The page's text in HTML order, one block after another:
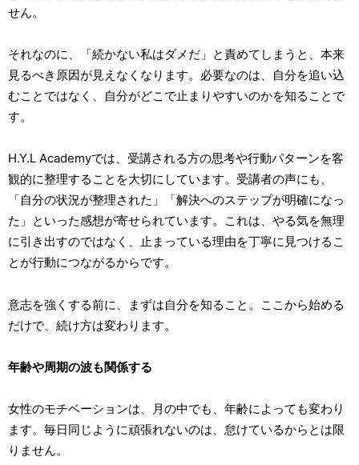
せん。
それなのに、「続かない私はダメだ」と責めてしまうと、本来
見るべき原因が見えなくなります。必要なのは、自分を追い込
むことではなく、自分がどこで止まりやすいのかを知ることで
す。
H.Y.L Academyでは、受講される方の思考や行動パターンを客
観的に整理することを大切にしています。受講者の声にも、
「自分の状況が整理された」「解決へのステップが明確になっ
た」といった感想が寄せられています。これは、やる気を無理
に引き出すのではなく、止まっている理由を丁寧に見つけるこ
とが行動につながるからです。
意志を強くする前に、まずは自分を知ること。ここから始める
だけで、続け方は変わります。
年齢や周期の波も関係する
女性のモチベーションは、月の中でも、年齢によっても変わり
ます。毎日同じように頑張れないのは、怠けているからとは限
りません。